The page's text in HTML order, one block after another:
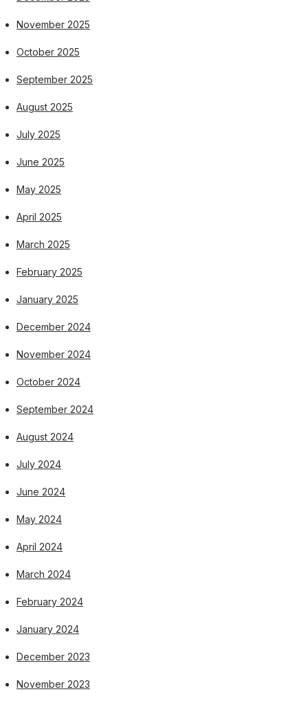
November 2025
October 2025
September 2025
August 2025
July 2025
June 2025
May 2025
April 2025
March 2025
February 2025
January 2025
December 2024
November 2024
October 2024
September 2024
August 2024
July 2024
June 2024
May 2024
April 2024
March 2024
February 2024
January 2024
December 2023
November 2023